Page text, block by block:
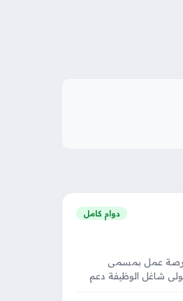
دوام كامل
فرصة عمل بمسمى
شاغل الوظيفة دعم